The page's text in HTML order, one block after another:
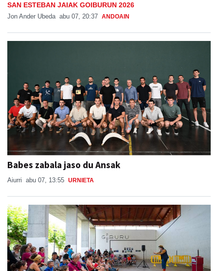
SAN ESTEBAN JAIAK GOIBURUN 2026
Jon Ander Ubeda abu 07, 20:37 ANDOAIN
Babes zabala jaso du Ansak
Aiurri abu 07, 13:55 URNIETA